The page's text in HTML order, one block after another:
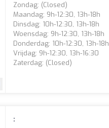
Zondag: (closed)
Maandag: 9h-12:30, 13h-18h
Dinsdag: 10h-12:30, 13h-18h
Woensdag: 9h-12:30, 13h-18h
Donderdag: 10h-12:30, 13h-18h
Vrijdag: 9h-12:30, 13h-16:30
Zaterdag: (closed)
: